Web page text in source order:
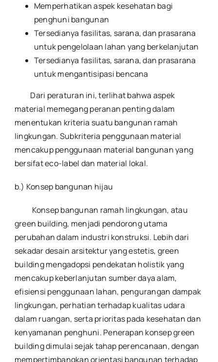
Memperhatikan aspek kesehatan bagi
penghuni bangunan
Tersedianya fasilitas, sarana, dan prasarana
untuk pengelolaan lahan yang berkelanjutan
Tersedianya fasilitas, sarana, dan prasarana
untuk mengantisipasi bencana
Dari peraturan ini, terlihat bahwa aspek
material memegang peranan penting dalam
menentukan kriteria suatu bangunan ramah
lingkungan. Subkriteria penggunaan material
mencakup penggunaan material bangunan yang
bersifat eco-label dan material lokal.
b.) Konsep bangunan hijau
Konsep bangunan ramah lingkungan, atau
green building, menjadi pendorong utama
perubahan dalam industri konstruksi. Lebih dari
sekadar desain arsitektur yang estetis, green
building mengadopsi pendekatan holistik yang
mencakup keberlanjutan sumber daya alam,
efisiensi penggunaan lahan, pengurangan dampak
lingkungan, perhatian terhadap kualitas udara
dalam ruangan, serta prioritas pada kesehatan dan
kenyamanan penghuni. Penerapan konsep green
building dimulai sejak tahap perencanaan, dengan
mempertimbangkan orientasi bangunan terhadap